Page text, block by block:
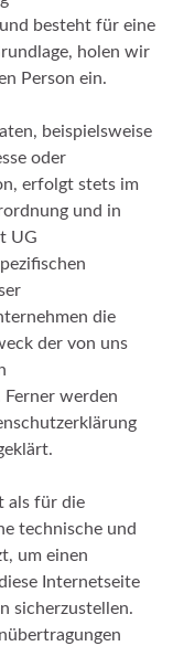
besteht für eine
holen wir
Person ein.
beispielsweise
oder
erfolgt stets im
und in
UG
die
der von uns
werden
als für die
technische und
um einen
Internetseite
sicherzustellen.